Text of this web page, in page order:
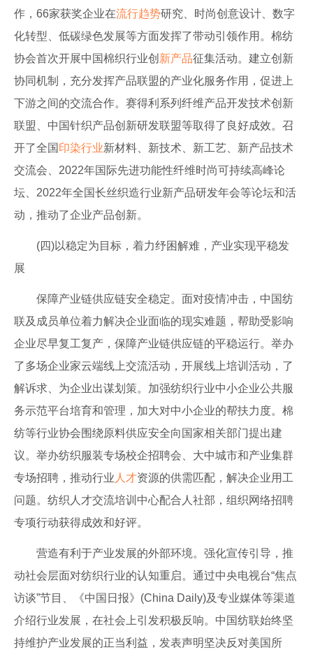
作，66家获奖企业在流行趋势研究、时尚创意设计、数字
化转型、低碳绿色发展等方面发挥了带动引领作用。棉纺
协会首次开展中国棉织行业创 新产品征集活动。建立创新
协同机制，充分发挥产品联盟的产业化服务作用，促进上
下游之间的交流合作。赛得利系列纤维产品开发技术创新
联盟、中国针织产品创新研发联盟等取得了良好成效。召
开了全国 印染行业新材料、新技术、新工艺、新产品技术
交流会、2022年国际先进功能性纤维时尚可持续高峰论
坛、2022年全国长丝织造行业新产品研发年会等论坛和活
动，推动了企业产品创新。
(四)以稳定为目标，着力纾困解难，产业实现平稳发
展
保障产业链供应链安全稳定。面对疫情冲击，中国纺
联及成员单位着力解决企业面临的现实难题，帮助受影响
企业尽早复工复产，保障产业链供应链的平稳运行。举办
了多场企业家云端线上交流活动，开展线上培训活动，了
解诉求、为企业出谋划策。加强纺织行业中小企业公共服
务示范平台培育和管理，加大对中小企业的帮扶力度。棉
纺等行业协会围绕原料供应安全向国家相关部门提出建
议。举办纺织服装专场校企招聘会、大中城市和产业集群
专场招聘，推动行业 人才资源的供需匹配，解决企业用工
问题。纺织人才交流培训中心配合人社部，组织网络招聘
专项行动获得成效和好评。
营造有利于产业发展的外部环境。强化宣传引导，推
动社会层面对纺织行业的认知重启。通过中央电视台“焦点
访谈”节目、《中国日报》(China Daily)及专业媒体等渠道
介绍行业发展，在社会上引发积极反响。中国纺联始终坚
持维护产业发展的正当利益，发表声明坚决反对美国所